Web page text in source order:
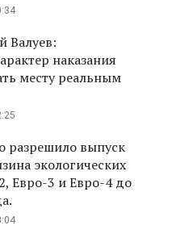
Валуев:
наказания
месту реальным
разрешило выпуск
экологических
Евро-3 и Евро-4 до